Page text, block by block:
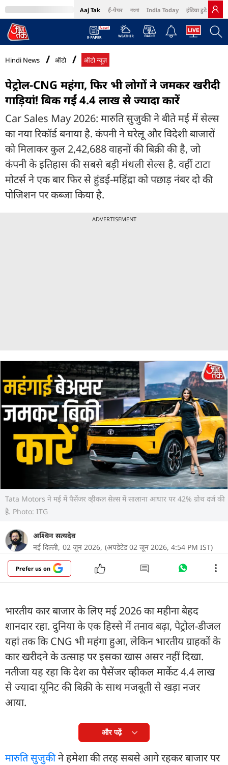
Aaj Tak ई-पेपर বাংলা India Today इंडिया टुडे हिंदी
MumbaiTak Cosmopolitan Harper's Bazaar Northeast
Hindi News ऑटो ऑटो न्यूज़
पेट्रोल-CNG महंगा, फिर भी लोगों ने जमकर खरीदी
गाड़ियां! बिक गईं 4.4 लाख से ज्यादा कारें
Car Sales May 2026: मारुति सुजुकी ने बीते मई में सेल्स
का नया रिकॉर्ड बनाया है. कंपनी ने घरेलू और विदेशी बाजारों
को मिलाकर कुल 2,42,688 वाहनों की बिक्री की है, जो
कंपनी के इतिहास की सबसे बड़ी मंथली सेल्स है. वहीं टाटा
मोटर्स ने एक बार फिर से हुंडई-महिंद्रा को पछाड़ नंबर दो की
पोजिशन पर कब्जा किया है.
ADVERTISEMENT
Tata Motors ने मई में पैसेंजर व्हीकल सेल्स में सालाना आधार पर 42% ग्रोथ दर्ज की
है. Photo: ITG
अश्विन सत्यदेव
नई दिल्ली, 02 जून 2026, (अपडेटेड 02 जून 2026, 4:54 PM IST)
Prefer us on
भारतीय कार बाजार के लिए मई 2026 का महीना बेहद
शानदार रहा. दुनिया के एक हिस्से में तनाव बढ़ा, पेट्रोल-डीजल
यहां तक कि CNG भी महंगा हुआ, लेकिन भारतीय ग्राहकों के
कार खरीदने के उत्साह पर इसका खास असर नहीं दिखा.
नतीजा यह रहा कि देश का पैसेंजर व्हीकल मार्केट 4.4 लाख
से ज्यादा यूनिट की बिक्री के साथ मजबूती से खड़ा नजर
आया.
और पढ़ें
मारुति सुजुकीने हमेशा की तरह सबसे आगे रहकर बाजार पर